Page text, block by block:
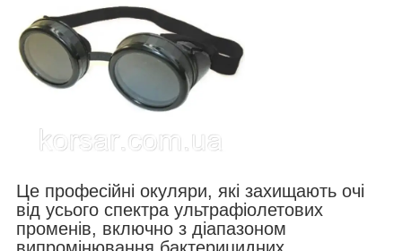
Це професійні окуляри, які захищають очі
від усього спектра ультрафіолетових
променів, включно з діапазоном